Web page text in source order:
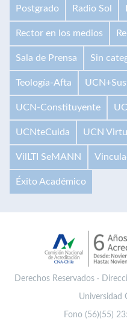
Postgrado Radio Sol
Rector en los medios
Sala de Prensa Sin
Teología-Afta
UCN-Constituyente
UCNteCuida UCN
VilLTI SeMANN
Éxito Académico
Derechos Reservados ·
Universidad
Fono (56)(55)